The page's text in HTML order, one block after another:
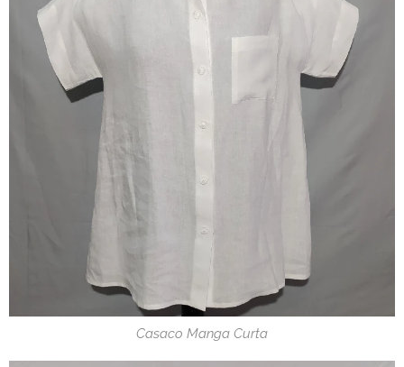
Casaco Manga Curta